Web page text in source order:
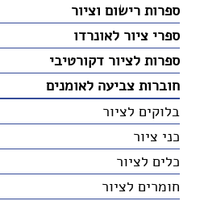
ספרות רישום וציור
ספרי ציור לאונרדו
ספרות לציור דקורטיבי
חוברות צביעה לאומנים
בלוקים לציור
כני ציור
כלים לציור
חומרים לציור